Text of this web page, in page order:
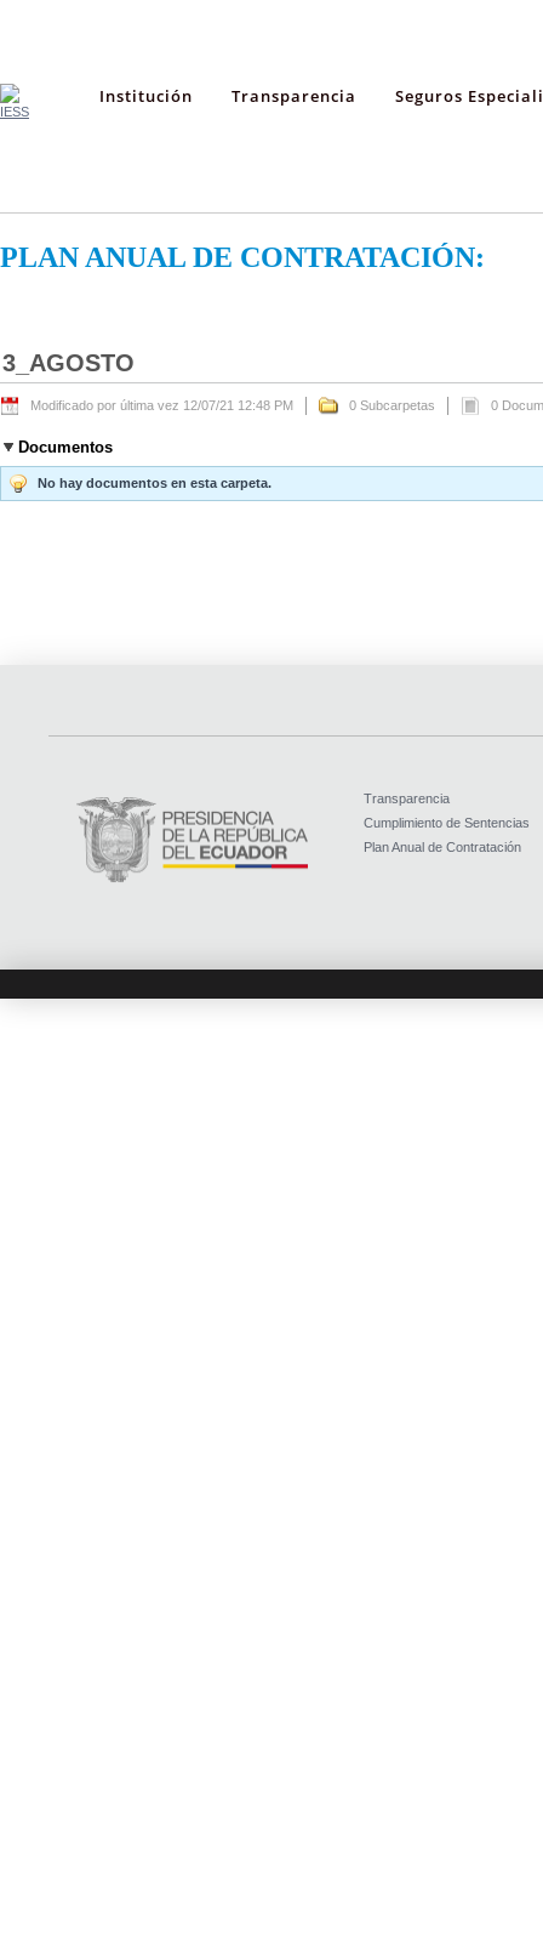
Institución Transparencia Seguros
PLAN ANUAL DE CONTRATACIÓN:
3_AGOSTO
Modificado por última vez 12/07/21 12:48 PM 0 Subcarpetas 0
Documentos
No hay documentos en esta carpeta.
Transparencia
Cumplimiento de Sentencias
Plan Anual de Contratación